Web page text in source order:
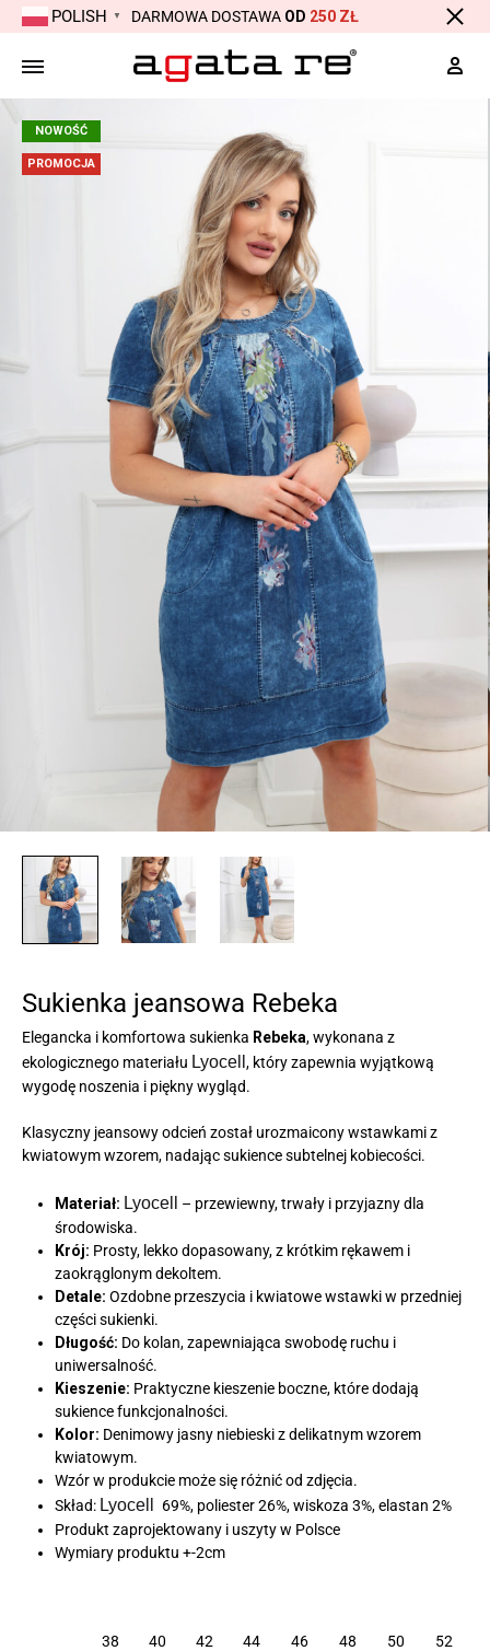
POLISH ▼ DARMOWA DOSTAWA OD 250 ZŁ
NOWOŚĆ
PROMOCJA
Sukienka jeansowa Rebeka
Elegancka i komfortowa sukienka Rebeka, wykonana z
ekologicznego materiału Lyocell , który zapewnia wyjątkową
wygodę noszenia i piękny wygląd.
Klasyczny jeansowy odcień został urozmaicony wstawkami z
kwiatowym wzorem, nadając sukience subtelnej kobiecości.
Materiał: Lyocell
– przewiewny, trwały i przyjazny dla
środowiska.
Krój: Prosty, lekko dopasowany, z krótkim rękawem i
zaokrąglonym dekoltem.
Detale: Ozdobne przeszycia i kwiatowe wstawki w przedniej
części sukienki.
Długość: Do kolan, zapewniająca swobodę ruchu i
uniwersalność.
Kieszenie: Praktyczne kieszenie boczne, które dodają
sukience funkcjonalności.
Kolor: Denimowy jasny niebieski z delikatnym wzorem
kwiatowym.
Wzór w produkcie może się różnić od zdjęcia.
Skład: Lyocell
69%, poliester 26%, wiskoza 3%, elastan 2%
Produkt zaprojektowany i uszyty w Polsce
Wymiary produktu +-2cm
38 40 42 44 46 48 50 52